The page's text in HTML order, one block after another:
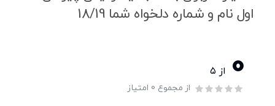
اول نام و شماره دلخواه شما 18/19
0 از ۵
از مجموع 0 امتیاز